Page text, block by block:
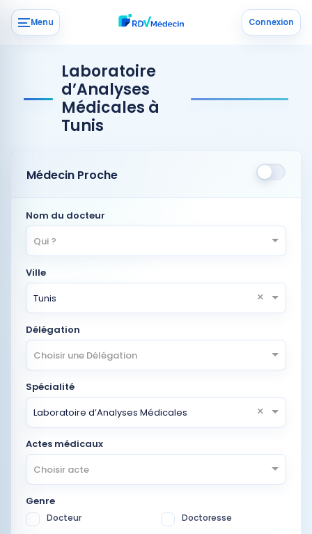
Menu Connexion
Laboratoire
d’Analyses
Médicales à
Tunis
Médecin Proche
Nom du docteur
Qui ?
Ville
Tunis
×
Délégation
Choisir une Délégation
Spécialité
Laboratoire d’Analyses Médicales
×
Actes médicaux
Choisir acte
Genre
Docteur Doctoresse